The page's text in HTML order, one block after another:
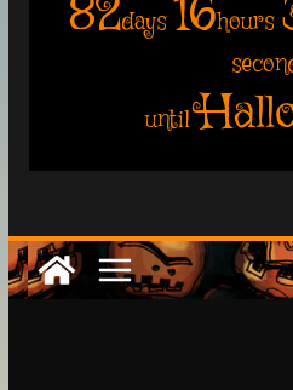
82days 16hours
until